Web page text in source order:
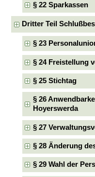
§ 22 Sparkassen
Dritter Teil
§ 23
§ 24 Freistellung
§ 25 Stichtag
§ 26
Hoyerswerda
§ 27
§ 28 Änderung
§ 29 Wahl der